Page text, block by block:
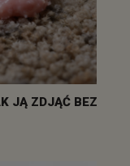
JĄ ZDJĄĆ BEZ